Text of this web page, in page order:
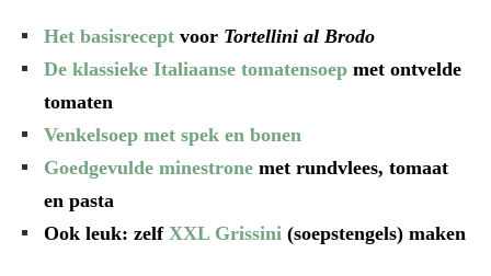
Het basisrecept voor Tortellini al Brodo
De klassieke Italiaanse tomatensoep met ontvelde
tomaten
Venkelsoep met spek en bonen
Goedgevulde minestrone met rundvlees, tomaat
en pasta
Ook leuk: zelf XXL Grissini (soepstengels) maken